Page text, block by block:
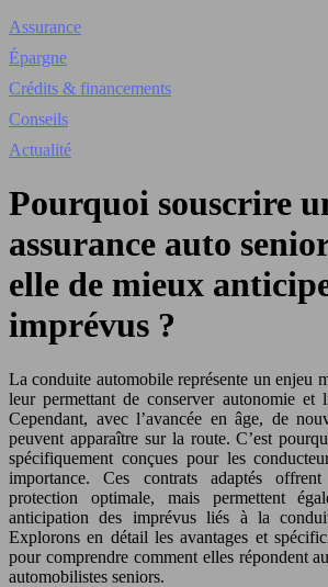
Assurance
Épargne
Crédits & financements
Conseils
Actualité
Pourquoi souscrire
assurance auto
elle de mieux
imprévus ?
La conduite automobile représente un enjeu
leur permettant de conserver autonomie et
Cependant, avec l’avancée en âge, de
peuvent apparaître sur la route. C’est
spécifiquement conçues pour les
importance. Ces contrats adaptés
protection optimale, mais permettent
anticipation des imprévus liés à la
Explorons en détail les avantages et
pour comprendre comment elles répondent
automobilistes seniors.